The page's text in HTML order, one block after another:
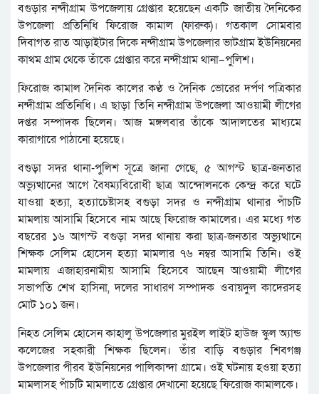
বগুড়ার নন্দীগ্রাম উপজেলায় গ্রেপ্তার হয়েছেন একটি জাতীয় দৈনিকের
উপজেলা প্রতিনিধি ফিরোজ কামাল (ফারুক)। গতকাল সোমবার
দিবাগত রাত আড়াইটার দিকে নন্দীগ্রাম উপজেলার ভাটগ্রাম ইউনিয়নের
কাথম গ্রাম থেকে তাঁকে গ্রেপ্তার করে নন্দীগ্রাম থানা–পুলিশ।
ফিরোজ কামাল দৈনিক কালের কণ্ঠ ও দৈনিক ভোরের দর্পণ পত্রিকার
নন্দীগ্রাম প্রতিনিধি। এ ছাড়া তিনি নন্দীগ্রাম উপজেলা আওয়ামী লীগের
দপ্তর সম্পাদক ছিলেন। আজ মঙ্গলবার তাঁকে আদালতের মাধ্যমে
কারাগারে পাঠানো হয়েছে।
বগুড়া সদর থানা-পুলিশ সূত্রে জানা গেছে, ৫ আগস্ট ছাত্র-জনতার
অভ্যুত্থানের আগে বৈষম্যবিরোধী ছাত্র আন্দোলনকে কেন্দ্র করে ঘটে
যাওয়া হত্যা, হত্যাচেষ্টাসহ বগুড়া সদর ও নন্দীগ্রাম থানার পাঁচটি
মামলায় আসামি হিসেবে নাম আছে ফিরোজ কামালের। এর মধ্যে গত
বছরের ১৬ আগস্ট বগুড়া সদর থানায় করা ছাত্র-জনতার অভ্যুত্থানে
শিক্ষক সেলিম হোসেন হত্যা মামলার ৭৬ নম্বর আসামি তিনি। ওই
মামলায় এজাহারনামীয় আসামি হিসেবে আছেন আওয়ামী লীগের
সভাপতি শেখ হাসিনা, দলের সাধারণ সম্পাদক ওবায়দুল কাদেরসহ
মোট ১০১ জন।
নিহত সেলিম হোসেন কাহালু উপজেলার মুরইল লাইট হাউজ স্কুল অ্যান্ড
কলেজের সহকারী শিক্ষক ছিলেন। তাঁর বাড়ি বগুড়ার শিবগঞ্জ
উপজেলার পীরব ইউনিয়নের পালিকান্দা গ্রামে। ওই ঘটনায় হওয়া হত্যা
মামলাসহ পাঁচটি মামলাতে গ্রেপ্তার দেখানো হয়েছে ফিরোজ কামালকে।